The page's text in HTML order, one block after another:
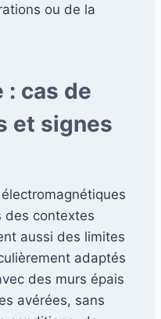
ou de la
cas de
et signes
des contextes
aussi des limites
adaptés
des murs épais
avérées, sans